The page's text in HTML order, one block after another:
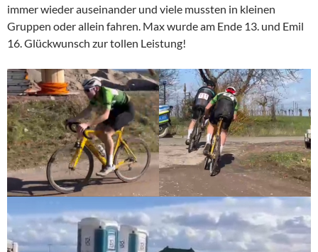
immer wieder auseinander und viele mussten in kleinen
Gruppen oder allein fahren. Max wurde am Ende 13. und Emil
16. Glückwunsch zur tollen Leistung!